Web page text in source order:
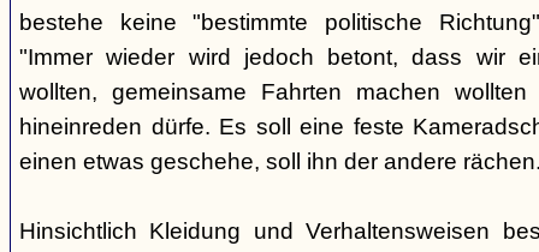
bestehe keine "bestimmte politische
"Immer wieder wird jedoch betont, dass wir
wollten, gemeinsame Fahrten machen
hineinreden dürfe. Es soll eine feste
einen etwas geschehe, soll ihn der andere
Hinsichtlich Kleidung und Verhaltensweisen